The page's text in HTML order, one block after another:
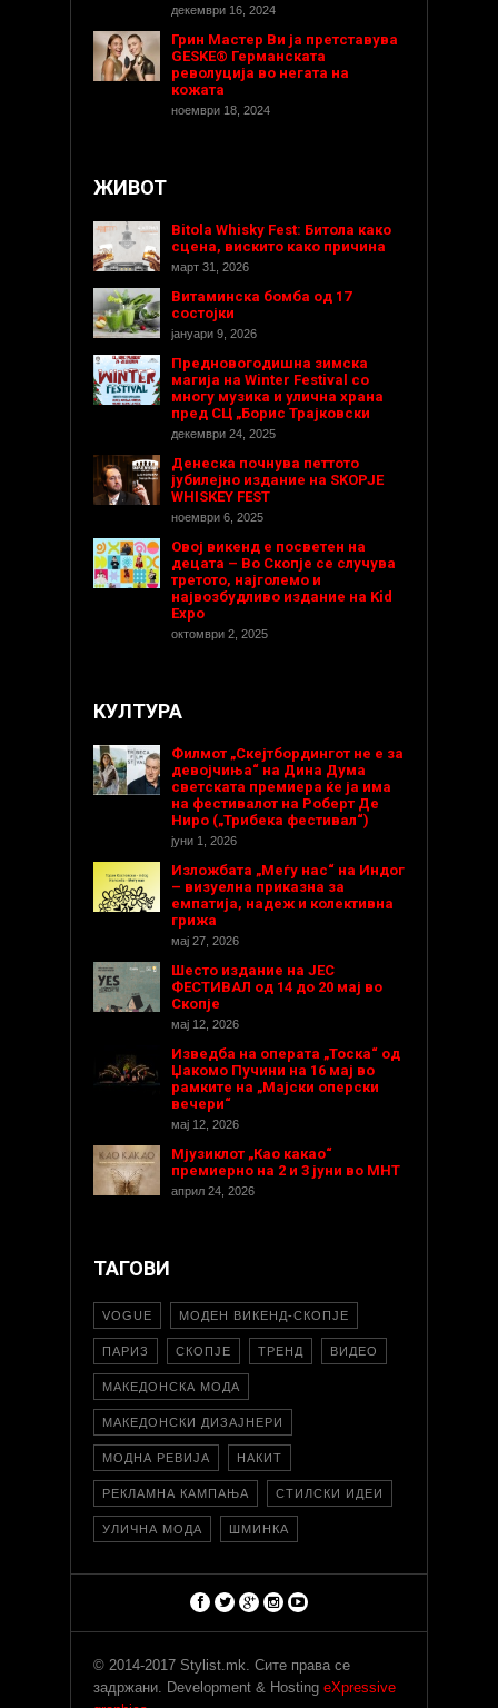
декември 16, 2024
Грин Мастер Ви ја претставува
GESKE® Германската
револуција во негата на
кожата
ноември 18, 2024
ЖИВОТ
Bitola Whisky Fest: Битола како
сцена, вискито како причина
март 31, 2026
Витаминска бомба од 17
состојки
јануари 9, 2026
Предновогодишнa зимска
магија на Winter Festival со
многу музика и улична храна
пред СЦ „Борис Трајковски
декември 24, 2025
Денеска почнува петтото
јубилејно издание на SKOPJE
WHISKEY FEST
ноември 6, 2025
Овој викенд е посветен на
децата – Во Скопје се случува
третото, најголемо и
највозбудливо издание на Kid
Expo
октомври 2, 2025
КУЛТУРА
Филмот „Скејтбордингот не е за
девојчиња“ на Дина Дума
светската премиера ќе ја има
на фестивалот на Роберт Де
Ниро („Трибека фестивал“)
јуни 1, 2026
Изложбата „Меѓу нас“ на Индог
– визуелна приказна за
емпатија, надеж и колективна
грижа
мај 27, 2026
Шесто издание на ЈЕС
ФЕСТИВАЛ од 14 до 20 мај во
Скопје
мај 12, 2026
Изведба на операта „Тоска“ од
Џакомо Пучини на 16 мај во
рамките на „Мајски оперски
вечери“
мај 12, 2026
Мјузиклот „Као какао“
премиерно на 2 и 3 јуни во МНТ
април 24, 2026
ТАГОВИ
VOGUE МОДЕН ВИКЕНД-СКОПЈЕ
ПАРИЗ СКОПЈЕ ТРЕНД ВИДЕО
МАКЕДОНСКА МОДА
МАКЕДОНСКИ ДИЗАЈНЕРИ
МОДНА РЕВИЈА НАКИТ
РЕКЛАМНА КАМПАЊА СТИЛСКИ ИДЕИ
УЛИЧНА МОДА ШМИНКА
© 2014-2017 Stylist.mk. Сите права се
задржани. Development & Hosting eXpressive